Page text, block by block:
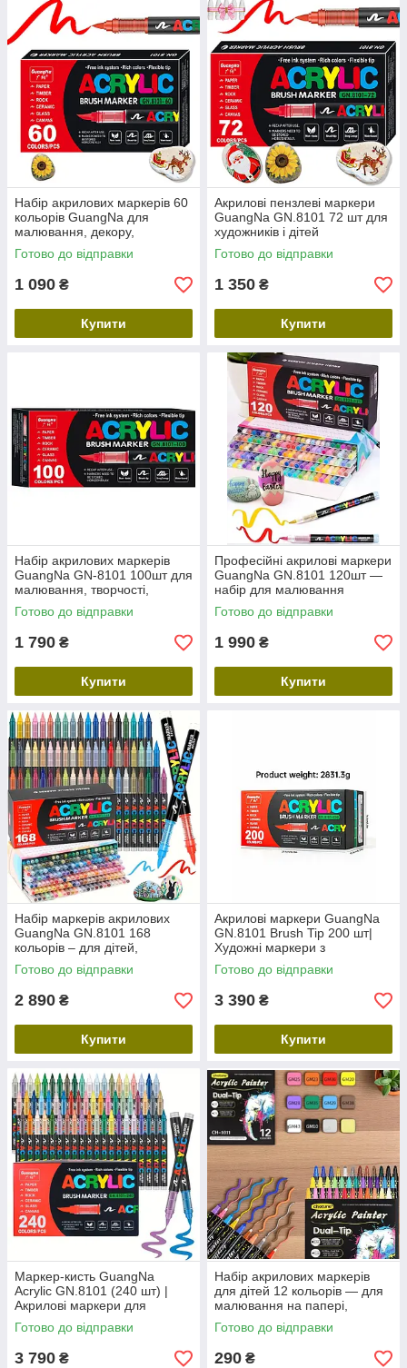
Набір акрилових маркерів 60
кольорів GuangNa для
малювання, декору,
творчості, водостійкі маркери
з тонким пером
Готово до відправки
1 090 ₴
Купити
Акрилові пензлеві маркери
GuangNa GN.8101 72 шт для
художників і дітей
Готово до відправки
1 350 ₴
Купити
Набір акрилових маркерів
GuangNa GN-8101 100шт для
малювання, творчості,
декору
Готово до відправки
1 790 ₴
Купити
Професійні акрилові маркери
GuangNa GN.8101 120шт —
набір для малювання
Готово до відправки
1 990 ₴
Купити
Набір маркерів акрилових
GuangNa GN.8101 168
кольорів – для дітей,
художників, скетчів, рукоділля
Готово до відправки
2 890 ₴
Купити
Акрилові маркери GuangNa
GN.8101 Brush Tip 200 шт|
Художні маркери з
пензлевим наконечником
Готово до відправки
3 390 ₴
Купити
Маркер-кисть GuangNa
Acrylic GN.8101 (240 шт) |
Акрилові маркери для
малювання, творчості,
декору та для розмальовок
Готово до відправки
3 790 ₴
Набір акрилових маркерів
для дітей 12 кольорів — для
малювання на папері,
дереві, камені, склі, безпечні
та яскраві
Готово до відправки
290 ₴